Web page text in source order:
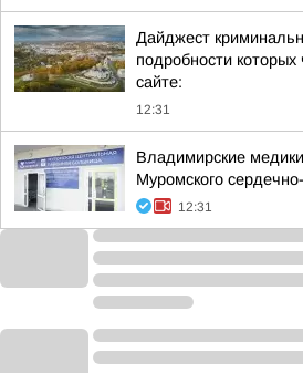
Дайджест
подробности
сайте:
12:31
Владимирские
Муромского
12:31